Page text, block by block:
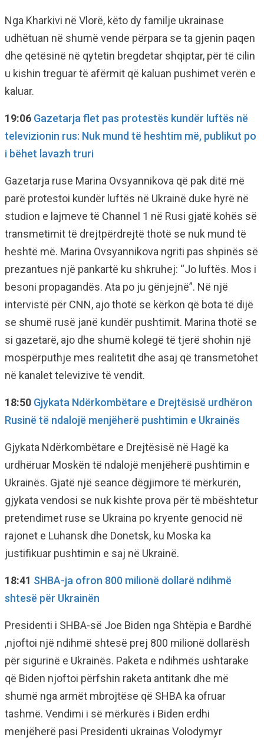
Nga Kharkivi në Vlorë, këto dy familje ukrainase
udhëtuan në shumë vende përpara se ta gjenin paqen
dhe qetësinë në qytetin bregdetar shqiptar, për të cilin
u kishin treguar të afërmit që kaluan pushimet verën e
kaluar.
19:06 Gazetarja flet pas protestës kundër luftës në
televizionin rus: Nuk mund të heshtim më, publikut po
i bëhet lavazh truri
Gazetarja ruse Marina Ovsyannikova që pak ditë më
parë protestoi kundër luftës në Ukrainë duke hyrë në
studion e lajmeve të Channel 1 në Rusi gjatë kohës së
transmetimit të drejtpërdrejtë thotë se nuk mund të
heshtë më. Marina Ovsyannikova ngriti pas shpinës së
prezantues një pankartë ku shkruhej: “Jo luftës. Mos i
besoni propagandës. Ata po ju gënjejnë”. Në një
intervistë për CNN, ajo thotë se kërkon që bota të dijë
se shumë rusë janë kundër pushtimit. Marina thotë se
si gazetarë, ajo dhe shumë kolegë të tjerë shohin një
mospërputhje mes realitetit dhe asaj që transmetohet
në kanalet televizive të vendit.
18:50 Gjykata Ndërkombëtare e Drejtësisë urdhëron
Rusinë të ndalojë menjëherë pushtimin e Ukrainës
Gjykata Ndërkombëtare e Drejtësisë në Hagë ka
urdhëruar Moskën të ndalojë menjëherë pushtimin e
Ukrainës. Gjatë një seance dëgjimore të mërkurën,
gjykata vendosi se nuk kishte prova për të mbështetur
pretendimet ruse se Ukraina po kryente genocid në
rajonet e Luhansk dhe Donetsk, ku Moska ka
justifikuar pushtimin e saj në Ukrainë.
18:41 SHBA-ja ofron 800 milionë dollarë ndihmë
shtesë për Ukrainën
Presidenti i SHBA-së Joe Biden nga Shtëpia e Bardhë
,njoftoi një ndihmë shtesë prej 800 milionë dollarësh
për sigurinë e Ukrainës. Paketa e ndihmës ushtarake
që Biden njoftoi përfshin raketa antitank dhe më
shumë nga armët mbrojtëse që SHBA ka ofruar
tashmë. Vendimi i së mërkurës i Biden erdhi
menjëherë pasi Presidenti ukrainas Volodymyr